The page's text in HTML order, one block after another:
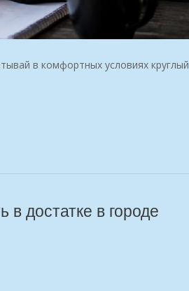
в комфортных условиях круглый
достатке в городе